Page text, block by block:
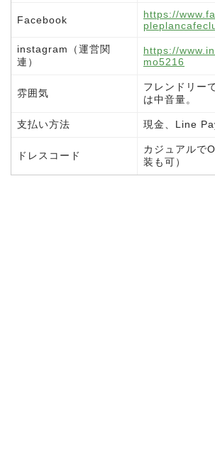
Facebook
https://
instagram（運営関
連）
https://
mo5216
雰囲気
フレンドリー
は中音量。
支払い方法 現金、Line
ドレスコード
カジュアルで
装も可）